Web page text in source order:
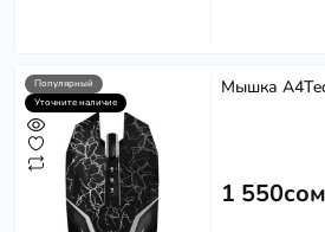
Популярный
Уточните наличие
Мышка
1 550сом